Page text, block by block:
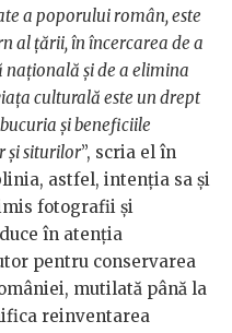
a poporului român, este
al țării, în încercarea de a
și de a elimina
culturală este un drept
și beneficiile
și siturilor”, scria el în
astfel, intenția sa și
fotografii și
în atenția
pentru conservarea
mutilată până la
reinventarea